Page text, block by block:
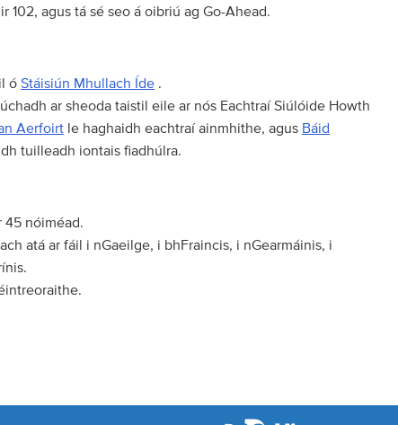
102, agus tá sé seo á oibriú ag Go-Ahead.
ó Stáisiún Mhullach Íde .
ar sheoda taistil eile ar nós Eachtraí Siúlóide Howth
Aerfoirt le haghaidh eachtraí ainmhithe, agus Báid
tuilleadh iontais fiadhúlra.
45 nóiméad.
atá ar fáil i nGaeilge, i bhFraincis, i nGearmáinis, i